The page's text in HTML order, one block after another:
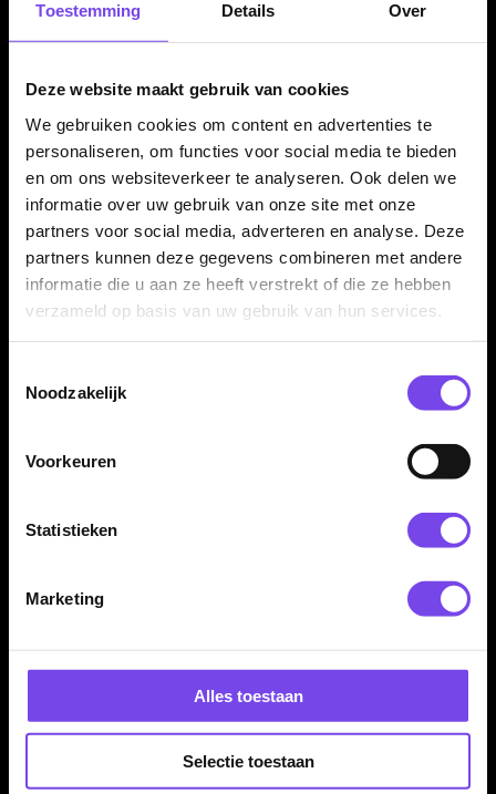
Toestemming Details Over
Deze website maakt gebruik van cookies
We gebruiken cookies om content en advertenties te
personaliseren, om functies voor social media te bieden
en om ons websiteverkeer te analyseren. Ook delen we
informatie over uw gebruik van onze site met onze
partners voor social media, adverteren en analyse. Deze
partners kunnen deze gegevens combineren met andere
informatie die u aan ze heeft verstrekt of die ze hebben
verzameld op basis van uw gebruik van hun services.
Noodzakelijk
Voorkeuren
Statistieken
Marketing
Alles toestaan
Selectie toestaan
combineren met verschillende Cosmo Fit Shafts, barrels en
dartaccessoires.
Kenmerken van de Cosmo Fit Air Flights Standaard Licht
✓ Originele Cosmo Fit Air Flights
✓ Standaard flightvorm
✓ Lichtgroene uitvoering
✓ 35% dunner dan standaard Fit Flights
✓ 33% lichter dan standaard Fit Flights
✓
Push-In systeem voor Cosmo Fit Shafts
Flight Vorm:Standaard
Producttype:
Set van 3 flights